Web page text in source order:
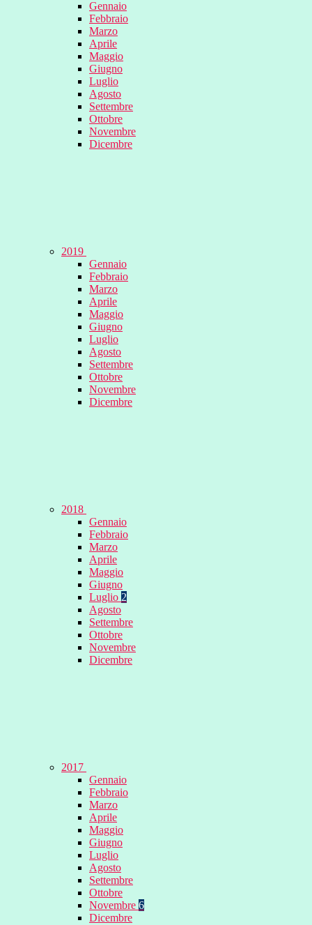
Gennaio
Febbraio
Marzo
Aprile
Maggio
Giugno
Luglio
Agosto
Settembre
Ottobre
Novembre
Dicembre
2019
Gennaio
Febbraio
Marzo
Aprile
Maggio
Giugno
Luglio
Agosto
Settembre
Ottobre
Novembre
Dicembre
2018
Gennaio
Febbraio
Marzo
Aprile
Maggio
Giugno
Luglio 2
Agosto
Settembre
Ottobre
Novembre
Dicembre
2017
Gennaio
Febbraio
Marzo
Aprile
Maggio
Giugno
Luglio
Agosto
Settembre
Ottobre
Novembre 6
Dicembre